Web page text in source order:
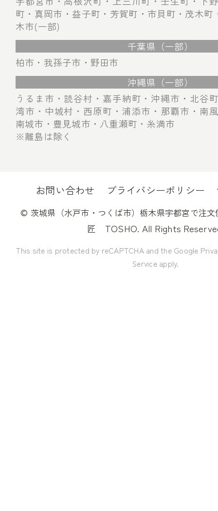
町・真岡市・益子町・芳賀町・市貝町・茂木
木市(一部)
千葉県（一部）
柏市・我孫子市・野田市
沖縄県（一部）
うるま市・読谷村・嘉手納町・沖縄市・北谷
湾市・中城村・西原町・浦添市・那覇市・南
南城市・豊見城市・八重瀬町・糸満市
※離島は除く
お問い合わせ プライバシーポリシー
© 茨城県（水戸市・つくば市）栃木県宇都宮で注
匠
TOSHO. All Rights
This site is protected by reCAPTCHA and the Google
Service apply.